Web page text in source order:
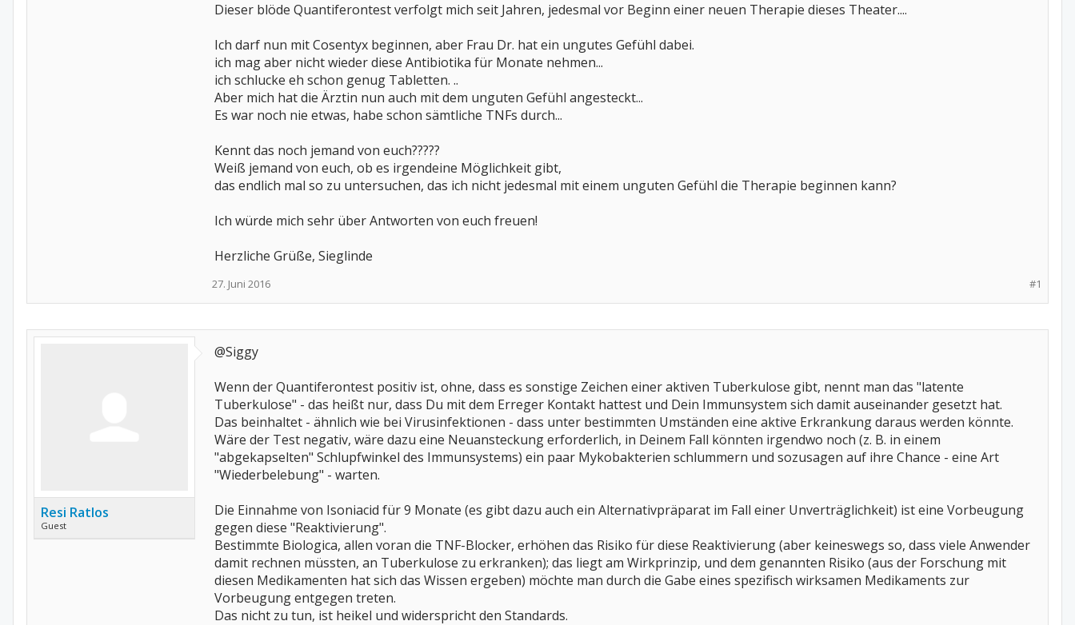
Dieser blöde Quantiferontest verfolgt mich seit Jahren, jedesmal vor Beginn einer neuen Therapie dieses Theater....
Ich darf nun mit Cosentyx beginnen, aber Frau Dr. hat ein ungutes Gefühl dabei.
ich mag aber nicht wieder diese Antibiotika für Monate nehmen...
ich schlucke eh schon genug Tabletten. ..
Aber mich hat die Ärztin nun auch mit dem unguten Gefühl angesteckt...
Es war noch nie etwas, habe schon sämtliche TNFs durch...
Kennt das noch jemand von euch?????
Weiß jemand von euch, ob es irgendeine Möglichkeit gibt,
das endlich mal so zu untersuchen, das ich nicht jedesmal mit einem unguten Gefühl die Therapie beginnen kann?
Ich würde mich sehr über Antworten von euch freuen!
Herzliche Grüße, Sieglinde
#1
27. Juni 2016
Resi Ratlos
Guest
@Siggy
Wenn der Quantiferontest positiv ist, ohne, dass es sonstige Zeichen einer aktiven Tuberkulose gibt, nennt man das "latente
Tuberkulose" - das heißt nur, dass Du mit dem Erreger Kontakt hattest und Dein Immunsystem sich damit auseinander gesetzt hat.
Das beinhaltet - ähnlich wie bei Virusinfektionen - dass unter bestimmten Umständen eine aktive Erkrankung daraus werden könnte.
Wäre der Test negativ, wäre dazu eine Neuansteckung erforderlich, in Deinem Fall könnten irgendwo noch (z. B. in einem
"abgekapselten" Schlupfwinkel des Immunsystems) ein paar Mykobakterien schlummern und sozusagen auf ihre Chance - eine Art
"Wiederbelebung" - warten.
Die Einnahme von Isoniacid für 9 Monate (es gibt dazu auch ein Alternativpräparat im Fall einer Unverträglichkeit) ist eine Vorbeugung
gegen diese "Reaktivierung".
Bestimmte Biologica, allen voran die TNF-Blocker, erhöhen das Risiko für diese Reaktivierung (aber keineswegs so, dass viele Anwender
damit rechnen müssten, an Tuberkulose zu erkranken); das liegt am Wirkprinzip, und dem genannten Risiko (aus der Forschung mit
diesen Medikamenten hat sich das Wissen ergeben) möchte man durch die Gabe eines spezifisch wirksamen Medikaments zur
Vorbeugung entgegen treten.
Das nicht zu tun, ist heikel und widerspricht den Standards.